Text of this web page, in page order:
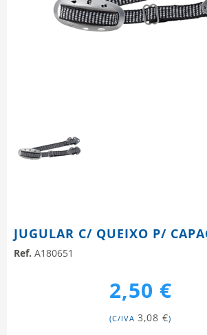
JUGULAR C/ QUEIXO P/
Ref. A180651
2,50 €
(C/IVA 3,08 €)